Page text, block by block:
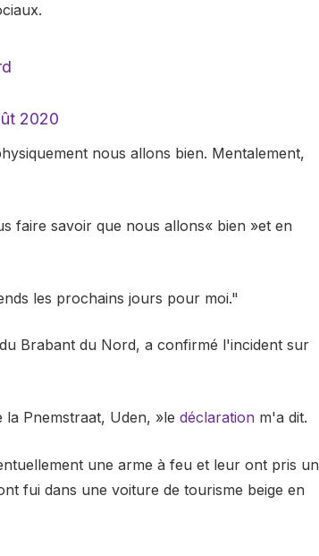
2020
nous allons bien. Mentalement,
faire savoir que nous allons« bien »et en
les prochains jours pour moi."
Brabant du Nord, a confirmé l'incident sur
la Pnemstraat, Uden, »le déclarationm'a dit.
une arme à feu et leur ont pris un
fui dans une voiture de tourisme beige en